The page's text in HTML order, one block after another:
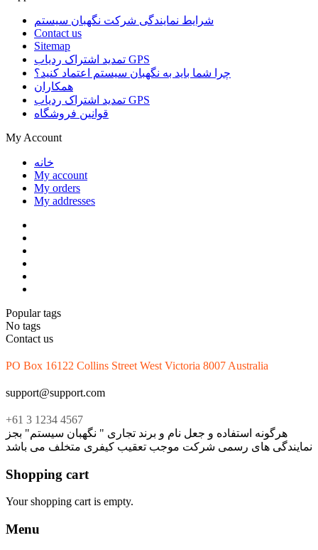
شرایط نمایندگی شرکت نگهبان سیستم
Contact us
Sitemap
تمدید اشتراک ردیاب GPS
چرا شما باید به نگهبان سیستم اعتماد کنید؟
همکاران
تمدید اشتراک ردیاب GPS
قوانین فروشگاه
My Account
خانه
My account
My orders
My addresses
Popular tags
No tags
Contact us
PO Box 16122 Collins Street West Victoria 8007 Australia
support@support.com
+61 3 1234 4567
هرگونه استفاده و جعل نام و برند تجاری " نگهبان سیستم" بجز
نمایندگی های رسمی شرکت موجب تعقیب کیفری متخلف می باشد
Shopping cart
Your shopping cart is empty.
Menu